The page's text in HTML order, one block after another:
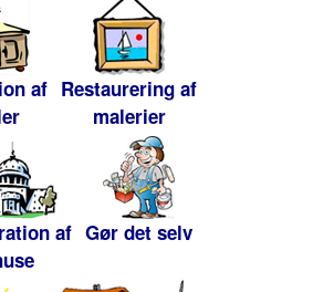
af Restaurering af
malerier
af Gør det selv